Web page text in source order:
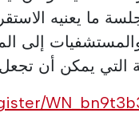
ما يعنيه
إلى
التي يمكن أن تجعل